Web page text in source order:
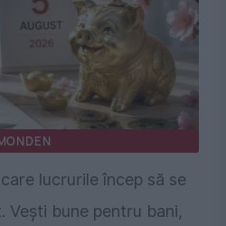
lucrurile încep să se
Vești bune pentru bani,